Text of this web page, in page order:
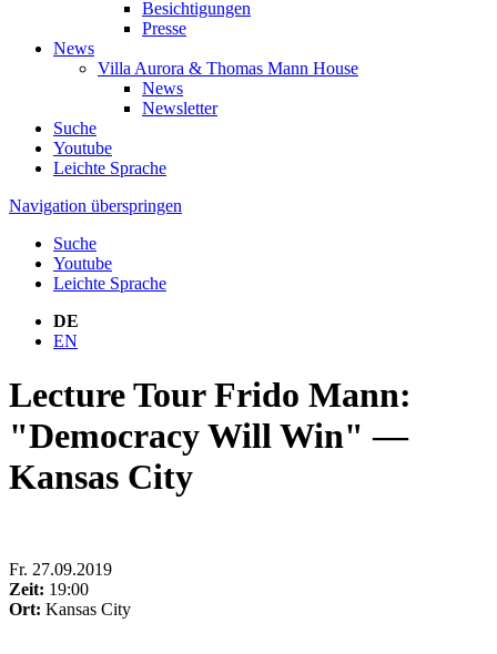
Besichtigungen
Presse
News
Villa Aurora & Thomas Mann House
News
Newsletter
Suche
Youtube
Leichte Sprache
Navigation überspringen
Suche
Youtube
Leichte Sprache
DE
EN
Lecture Tour Frido Mann:
"Democracy Will Win" —
Kansas City
Fr. 27.09.2019
Zeit: 19:00
Ort: Kansas City